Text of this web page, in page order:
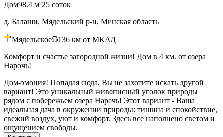
Дом98.4 м²25 соток
д. Балаши, Мядельский р-н, Минская область
Мядельское 136 км от МКАД
Комфорт и счастье загородной жизни! Дом в 4 км. от озера
Нарочь!
Дом-эмоция! Попадая сюда, Вы не захотите искать другой
вариант! Это уникальный живописный уголок природы
рядом с побережьем озера Нарочь! Этот вариант - Ваша
идеальная дача в окружении природы: тишина и спокойствие,
свежий воздух, уют и комфорт. Здесь все наполнено светом и
ощущением свободы.